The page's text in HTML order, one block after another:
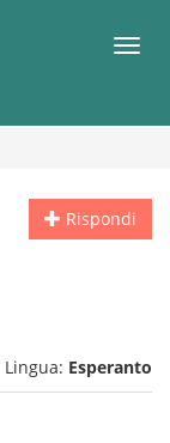
Rispondi
Lingua: Esperanto